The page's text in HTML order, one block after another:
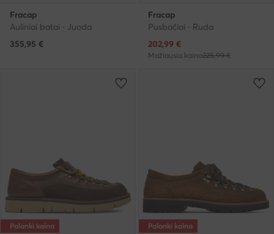
Fracap
Auliniai batai · Juoda
355,95 €
Fracap
Pusbačiai · Ruda
Dabartinė kaina
202,99 €
Mažiausia kaina225,99 €
Palanki kaina Palanki kaina